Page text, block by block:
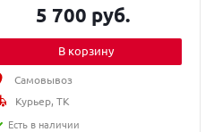
5 700 руб.
В корзину
Самовывоз
Курьер, ТК
Есть в наличии